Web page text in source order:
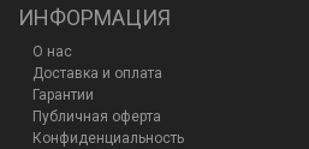
ИНФОРМАЦИЯ
О нас
Доставка и оплата
Гарантии
Публичная оферта
Конфиденциальность